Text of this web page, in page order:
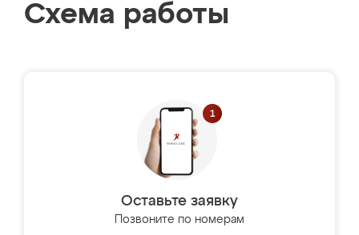
Схема работы
Оставьте заявку
Позвоните по номерам